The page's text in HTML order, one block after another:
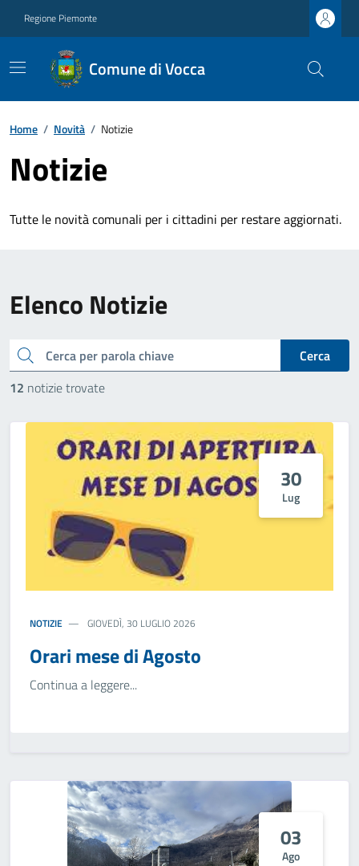
Regione Piemonte
Comune di Vocca
Home / Novità / Notizie
Notizie
Tutte le novità comunali per i cittadini per restare aggiornati.
Elenco Notizie
cerca
Cerca
12 notizie trovate
30
Lug
NOTIZIE GIOVEDÌ, 30 LUGLIO 2026
Orari mese di Agosto
Continua a leggere...
03
Ago